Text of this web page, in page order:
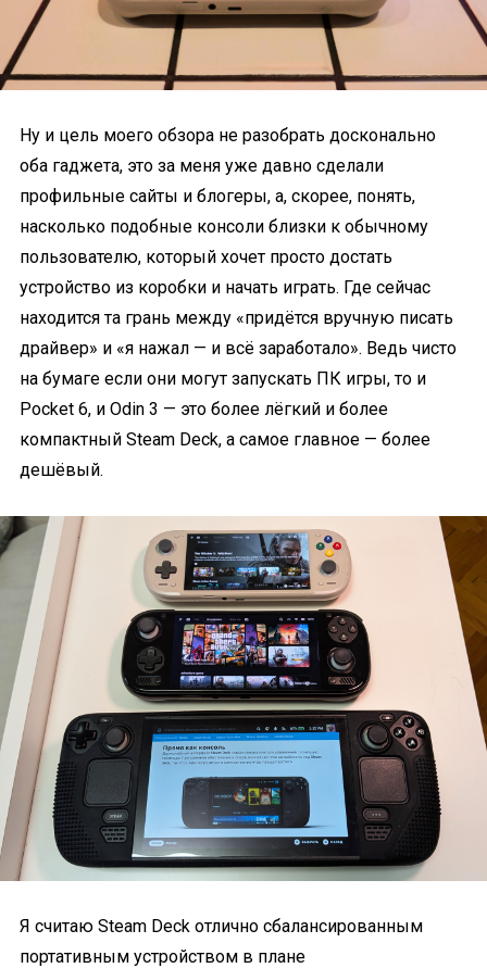
Ну и цель моего обзора не разобрать досконально
оба гаджета, это за меня уже давно сделали
профильные сайты и блогеры, а, скорее, понять,
насколько подобные консоли близки к обычному
пользователю, который хочет просто достать
устройство из коробки и начать играть. Где сейчас
находится та грань между «придётся вручную писать
драйвер» и «я нажал — и всё заработало». Ведь чисто
на бумаге если они могут запускать ПК игры, то и
Pocket 6, и Odin 3 — это более лёгкий и более
компактный Steam Deck, а самое главное — более
дешёвый.
Я считаю Steam Deck отлично сбалансированным
портативным устройством в плане